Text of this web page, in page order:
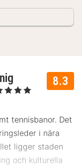
8.3
Stjärnor
tennisbanor. Det
i nära
ligger staden
och kulturella